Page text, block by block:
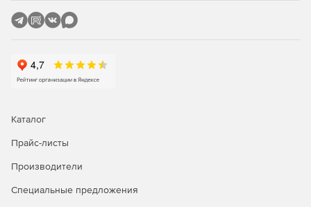
История переписки всегда доступна.
CRM для автосервиса
Ежедневный список задач для менеджера c быстрым
Напоминание о звонках.
Каталог
Прайс-листы
Производители
Специальные предложения